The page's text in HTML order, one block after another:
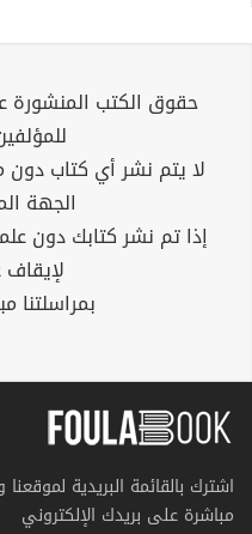
حقوق الكتب المنشورة
لا يتم نشر أي كتاب
الجهة
إذا تم نشر كتابك دون
بمراسلتنا
اشترك بالقائمة البريدية
مباشرة على بريدك الإلكتروني